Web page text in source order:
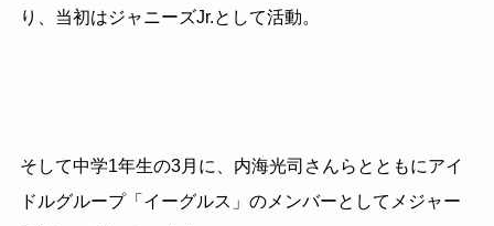
り、当初はジャニーズJr.として活動。
そして中学1年生の3月に、内海光司さんらとともにアイ
ドルグループ「イーグルス」のメンバーとしてメジャー